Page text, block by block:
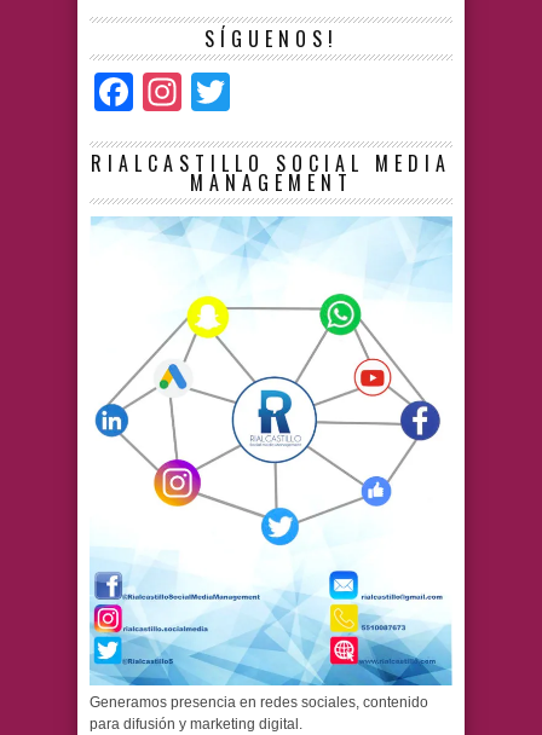
SÍGUENOS!
Facebook
Instagram
RIALCASTILLO SOCIAL MEDIA
MANAGEMENT
Generamos presencia en redes sociales, contenido
para difusión y marketing digital.